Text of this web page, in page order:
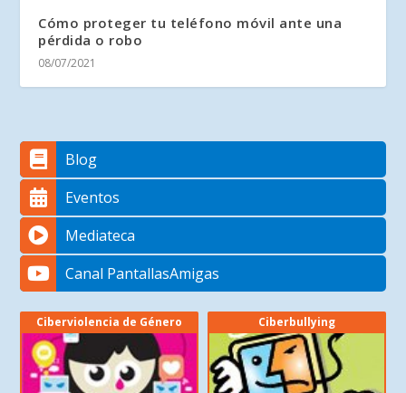
Cómo proteger tu teléfono móvil ante una
pérdida o robo
08/07/2021
Blog
Eventos
Mediateca
Canal PantallasAmigas
Ciberviolencia de Género Ciberbullying